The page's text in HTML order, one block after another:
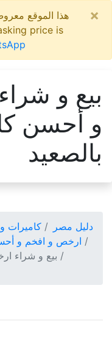
price is
بيع و
و أحسن
بالصعيد
دليل مصر كاميرات
ارخص و افخم و أحسن
بيع و شراء